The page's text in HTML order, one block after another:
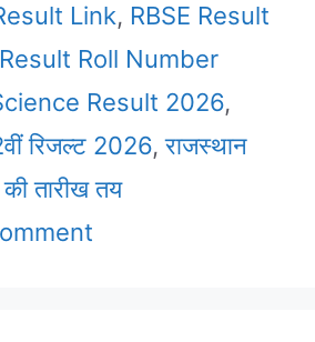
Link, RBSE Result
Result Roll Number
Result 2026,
रिजल्ट 2026,राजस्थान
की तारीख तय